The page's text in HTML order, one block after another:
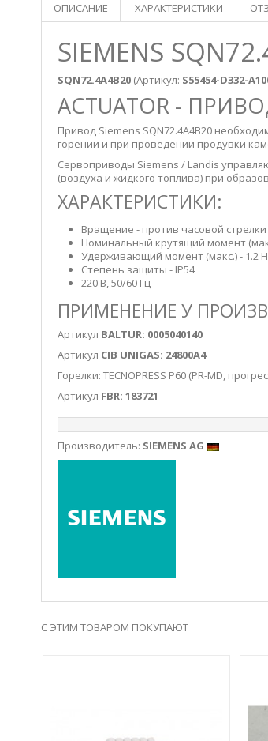
ОПИСАНИЕ ХАРАКТЕРИСТИКИ
SIEMENS
SQN72.4A4B20 (Артикул: S55454-D332-
ACTUATOR -
Привод Siemens SQN72.4A4B20
горении и при проведении продувки
Сервоприводы Siemens / Landis
(воздуха и жидкого топлива) при
ХАРАКТЕРИСТИКИ:
Вращение - против часовой стрелки
Номинальный крутящий момент
Удерживающий момент (макс.) - 1.2
Степень защиты - IP54
220 В, 50/60 Гц
ПРИМЕНЕНИЕ У
Артикул BALTUR: 0005040140
Артикул CIB UNIGAS: 24800A4
Горелки: TECNOPRESS P60 (PR-MD,
Артикул FBR: 183721
Производитель: SIEMENS AG
С ЭТИМ ТОВАРОМ ПОКУПАЮТ